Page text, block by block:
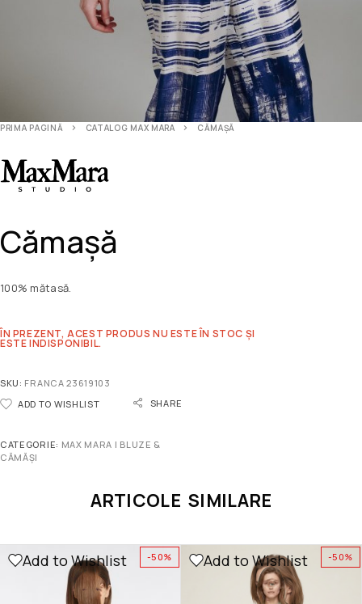
PRIMA PAGINĂ CATALOG MAX MARA CĂMAȘĂ
Cămașă
100% mătasă.
ÎN PREZENT, ACEST PRODUS NU ESTE ÎN STOC ȘI
ESTE INDISPONIBIL.
SKU: FRANCA 23619103
ADD TO WISHLIST
SHARE
CATEGORIE: MAX MARA | BLUZE &
CĂMĂȘI
ARTICOLE SIMILARE
-50%
Add to Wishlist -50%
Add to Wishlist